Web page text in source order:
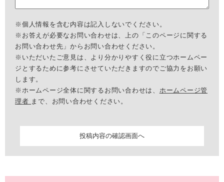
※個人情報を含む内容は記入しないでください。
※お答えが必要なお問い合わせは、上の「このページに関する
お問い合わせ先」からお問い合わせください。
※いただいたご意見は、より分かりやすく役に立つホームペー
ジとするために参考にさせていただきますのでご協力をお願い
します。
※ホームページ全体に関するお問い合わせは、 ホームページ管
理者 まで、お問い合わせください。